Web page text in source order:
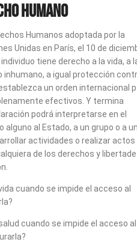
humano
Humanos adoptada por la
Unidas en París, el 10 de
tiene derecho a la vida, a
inhumano, a igual protección
un orden internacional
efectivos. Y termina
podrá interpretarse en el
al Estado, a un grupo o a
actividades o realizar actos
de los derechos y
cuando se impide el acceso al
cuando se impide el acceso al